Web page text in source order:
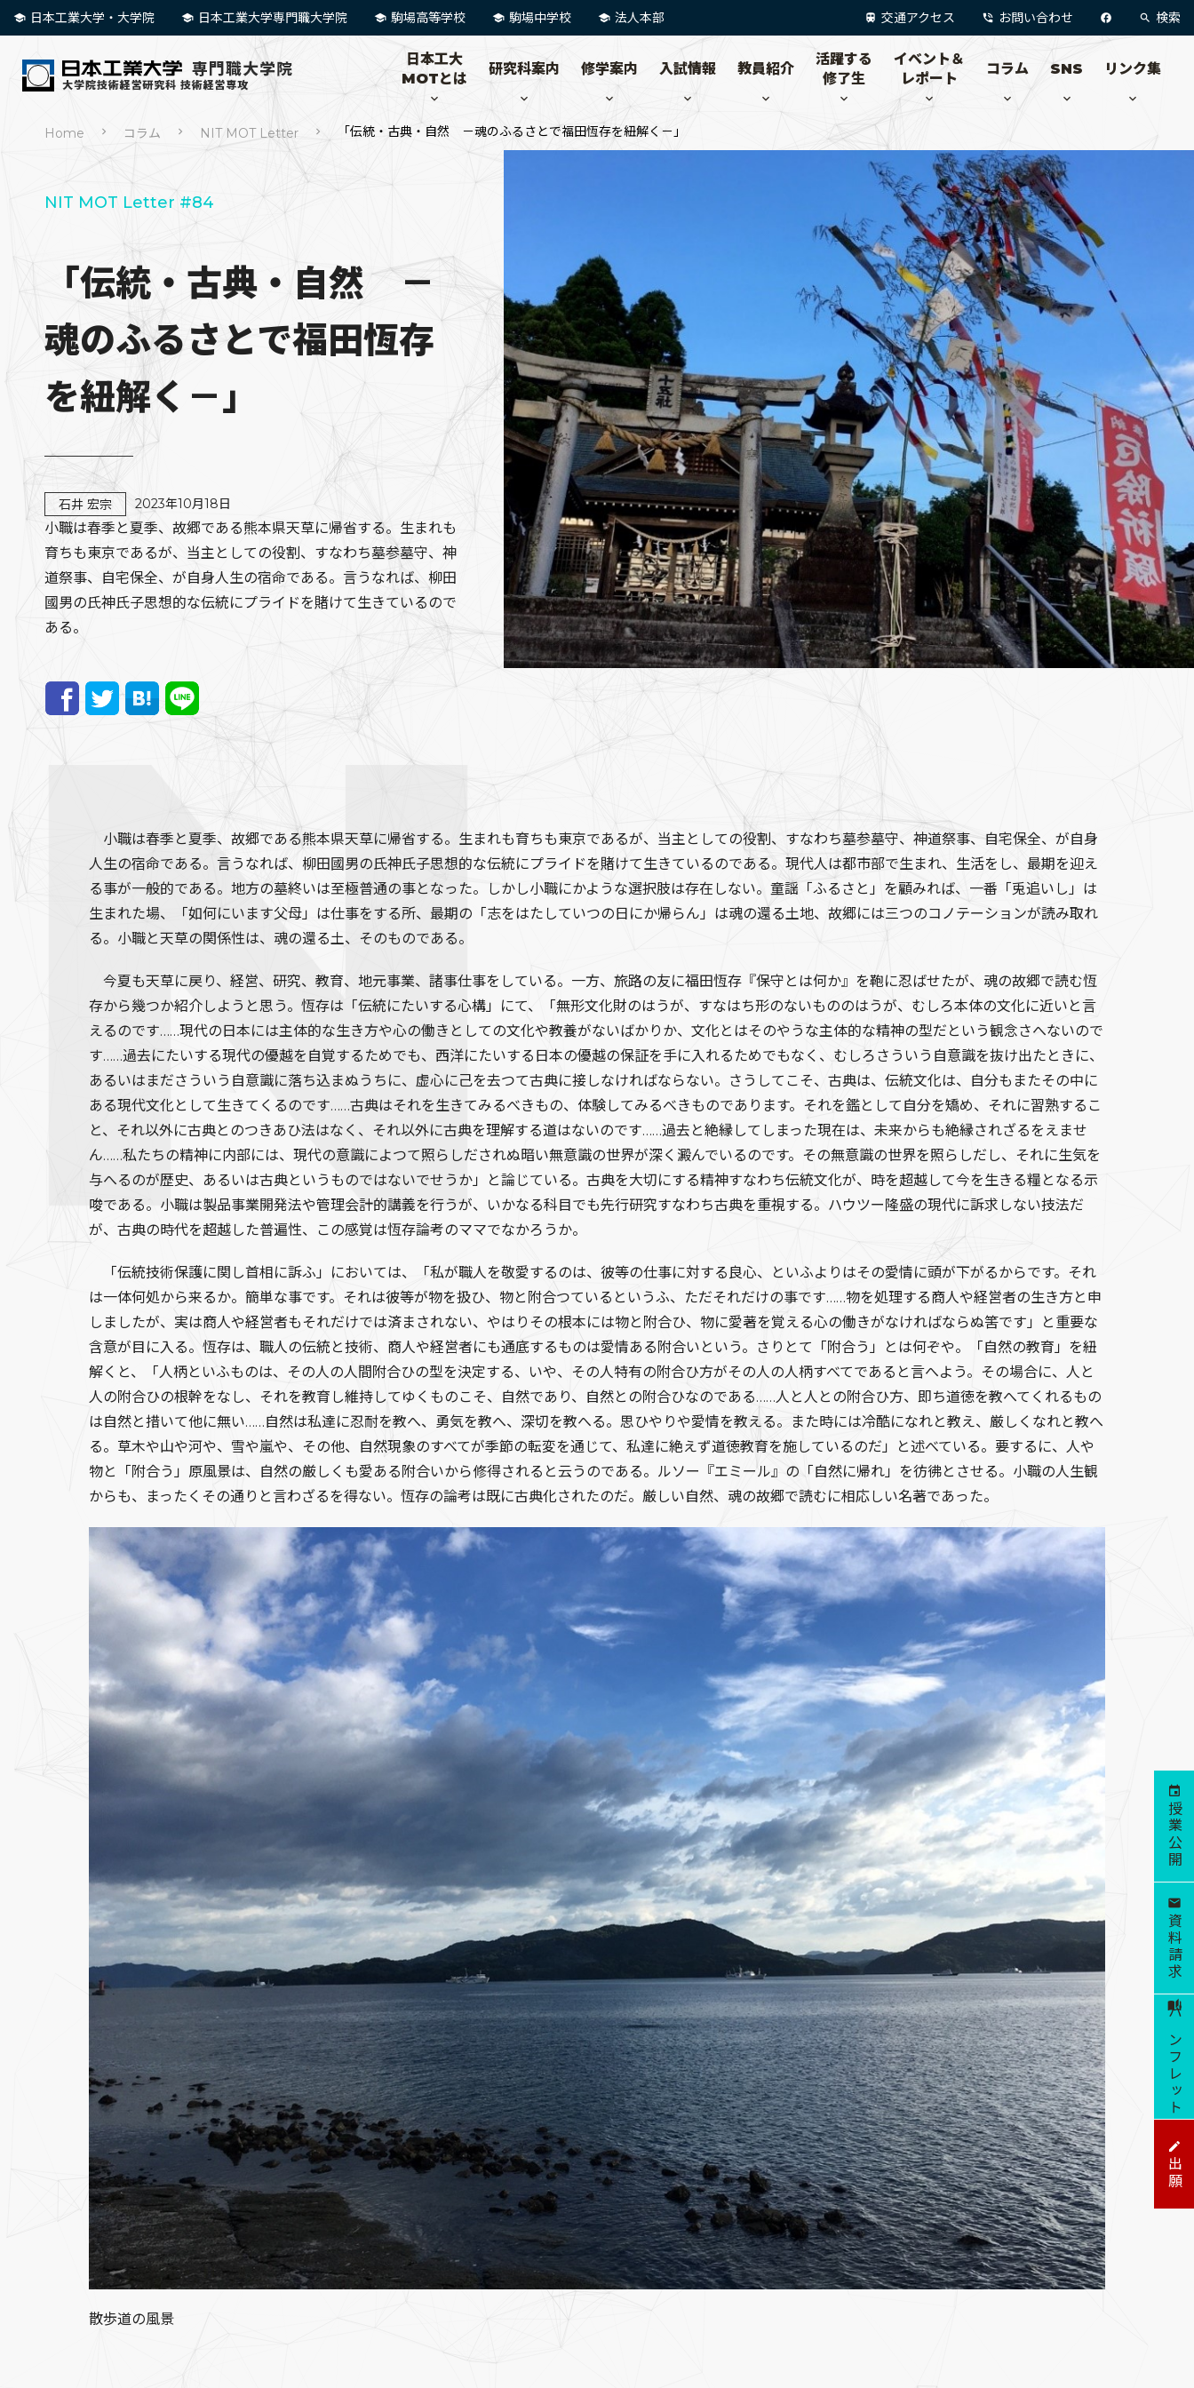
日本工業大学・大学院 日本工業大学専門職大学院 駒場高等学校 駒場中学校 法人本部 交通アクセス お問い合わせ 検索
日本工大
MOTとは
研究科案内 修学案内 入試情報 教員紹介
活躍する
修了生
イベント＆
レポート
コラム SNS リンク集
Home コラム NIT MOT Letter 「伝統・古典・自然 －魂のふるさとで福田恆存を紐解く－」
NIT MOT Letter #84
「伝統・古典・自然 －
魂のふるさとで福田恆存
を紐解く－」
石井 宏宗 2023年10月18日
小職は春季と夏季、故郷である熊本県天草に帰省する。生まれも
育ちも東京であるが、当主としての役割、すなわち墓参墓守、神
道祭事、自宅保全、が自身人生の宿命である。言うなれば、柳田
國男の氏神氏子思想的な伝統にプライドを賭けて生きているので
ある。
小職は春季と夏季、故郷である熊本県天草に帰省する。生まれも育ちも東京であるが、当主としての役割、すなわち墓参墓守、神道祭事、自宅保全、が自身
人生の宿命である。言うなれば、柳田國男の氏神氏子思想的な伝統にプライドを賭けて生きているのである。現代人は都市部で生まれ、生活をし、最期を迎え
る事が一般的である。地方の墓終いは至極普通の事となった。しかし小職にかような選択肢は存在しない。童謡「ふるさと」を顧みれば、一番「兎追いし」は
生まれた場、「如何にいます父母」は仕事をする所、最期の「志をはたしていつの日にか帰らん」は魂の還る土地、故郷には三つのコノテーションが読み取れ
る。小職と天草の関係性は、魂の還る土、そのものである。
今夏も天草に戻り、経営、研究、教育、地元事業、諸事仕事をしている。一方、旅路の友に福田恆存『保守とは何か』を鞄に忍ばせたが、魂の故郷で読む恆
存から幾つか紹介しようと思う。恆存は「伝統にたいする心構」にて、「無形文化財のはうが、すなはち形のないもののはうが、むしろ本体の文化に近いと言
えるのです……現代の日本には主体的な生き方や心の働きとしての文化や教養がないばかりか、文化とはそのやうな主体的な精神の型だという観念さへないので
す……過去にたいする現代の優越を自覚するためでも、西洋にたいする日本の優越の保証を手に入れるためでもなく、むしろさういう自意識を抜け出たときに、
あるいはまださういう自意識に落ち込まぬうちに、虚心に己を去つて古典に接しなければならない。さうしてこそ、古典は、伝統文化は、自分もまたその中に
ある現代文化として生きてくるのです……古典はそれを生きてみるべきもの、体験してみるべきものであります。それを鑑として自分を矯め、それに習熟するこ
と、それ以外に古典とのつきあひ法はなく、それ以外に古典を理解する道はないのです……過去と絶縁してしまった現在は、未来からも絶縁されざるをえませ
ん……私たちの精神に内部には、現代の意識によつて照らしだされぬ暗い無意識の世界が深く澱んでいるのです。その無意識の世界を照らしだし、それに生気を
与へるのが歴史、あるいは古典というものではないでせうか」と論じている。古典を大切にする精神すなわち伝統文化が、時を超越して今を生きる糧となる示
唆である。小職は製品事業開発法や管理会計的講義を行うが、いかなる科目でも先行研究すなわち古典を重視する。ハウツー隆盛の現代に訴求しない技法だ
が、古典の時代を超越した普遍性、この感覚は恆存論考のママでなかろうか。
「伝統技術保護に関し首相に訴ふ」においては、「私が職人を敬愛するのは、彼等の仕事に対する良心、といふよりはその愛情に頭が下がるからです。それ
は一体何処から来るか。簡単な事です。それは彼等が物を扱ひ、物と附合つているというふ、ただそれだけの事です……物を処理する商人や経営者の生き方と申
しましたが、実は商人や経営者もそれだけでは済まされない、やはりその根本には物と附合ひ、物に愛著を覚える心の働きがなければならぬ筈です」と重要な
含意が目に入る。恆存は、職人の伝統と技術、商人や経営者にも通底するものは愛情ある附合いという。さりとて「附合う」とは何ぞや。「自然の教育」を紐
解くと、「人柄といふものは、その人の人間附合ひの型を決定する、いや、その人特有の附合ひ方がその人の人柄すべてであると言へよう。その場合に、人と
人の附合ひの根幹をなし、それを教育し維持してゆくものこそ、自然であり、自然との附合ひなのである……人と人との附合ひ方、即ち道徳を教へてくれるもの
は自然と措いて他に無い……自然は私達に忍耐を教へ、勇気を教へ、深切を教へる。思ひやりや愛情を教える。また時には冷酷になれと教え、厳しくなれと教へ
る。草木や山や河や、雪や嵐や、その他、自然現象のすべてが季節の転変を通じて、私達に絶えず道徳教育を施しているのだ」と述べている。要するに、人や
物と「附合う」原風景は、自然の厳しくも愛ある附合いから修得されると云うのである。ルソー『エミール』の「自然に帰れ」を彷彿とさせる。小職の人生観
からも、まったくその通りと言わざるを得ない。恆存の論考は既に古典化されたのだ。厳しい自然、魂の故郷で読むに相応しい名著であった。
散歩道の風景
授業公開
資料請求
パンフレット
出願